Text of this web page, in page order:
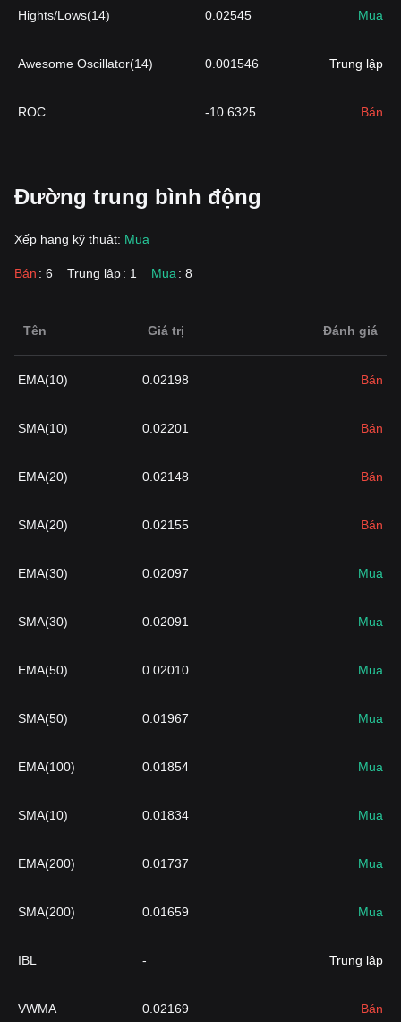
Hights/Lows(14) 0.02545 Mua
Awesome Oscillator(14) 0.001546 Trung lập
ROC -10.6325 Bán
Đường trung bình động
Xếp hạng kỹ thuật: Mua
Bán : 6 Trung lập: 1 Mua : 8
Tên Giá trị Đánh giá
EMA(10) 0.02198 Bán
SMA(10) 0.02201 Bán
EMA(20) 0.02148 Bán
SMA(20) 0.02155 Bán
EMA(30) 0.02097 Mua
SMA(30) 0.02091 Mua
EMA(50) 0.02010 Mua
SMA(50) 0.01967 Mua
EMA(100) 0.01854 Mua
SMA(10) 0.01834 Mua
EMA(200) 0.01737 Mua
SMA(200) 0.01659 Mua
IBL - Trung lập
VWMA 0.02169 Bán